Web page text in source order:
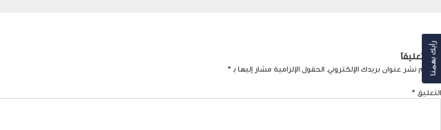
تصفّح
المقالات
Previous:
اترك تعليقاً
لن يتم نشر عنوان بريدك الإلكتروني. الحقول الإلزامية مشار إليها بـ *
التعليق *
رأيك بهمنا